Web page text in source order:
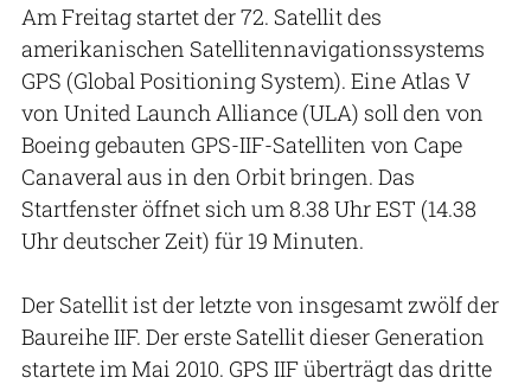
Am Freitag startet der 72. Satellit des
amerikanischen Satellitennavigationssystems
GPS (Global Positioning System). Eine Atlas V
von United Launch Alliance (ULA) soll den von
Boeing gebauten GPS-IIF-Satelliten von Cape
Canaveral aus in den Orbit bringen. Das
Startfenster öffnet sich um 8.38 Uhr EST (14.38
Uhr deutscher Zeit) für 19 Minuten.
Der Satellit ist der letzte von insgesamt zwölf der
Baureihe IIF. Der erste Satellit dieser Generation
startete im Mai 2010. GPS IIF überträgt das dritte